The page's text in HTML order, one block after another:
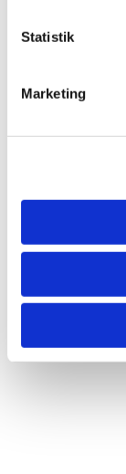
Statistik
Marketing